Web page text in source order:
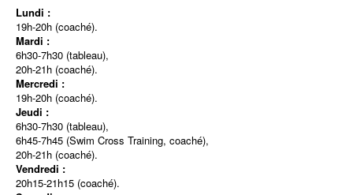
Lundi :
19h-20h (coaché).
Mardi :
6h30-7h30 (tableau),
20h-21h (coaché).
Mercredi :
19h-20h (coaché).
Jeudi :
6h30-7h30 (tableau),
6h45-7h45 (Swim Cross Training, coaché),
20h-21h (coaché).
Vendredi :
20h15-21h15 (coaché).